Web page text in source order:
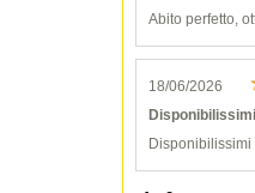
Abito perfetto,
18/06/2026